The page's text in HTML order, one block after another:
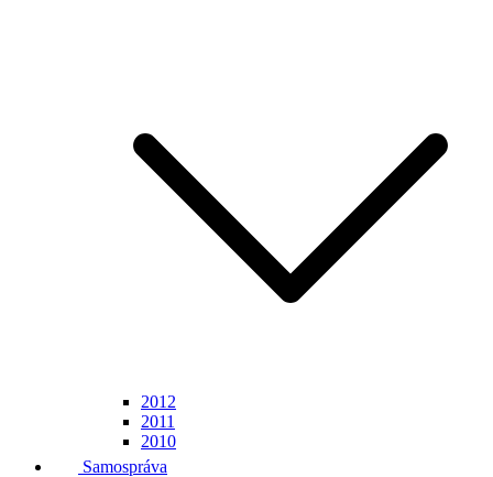
2012
2011
2010
Samospráva